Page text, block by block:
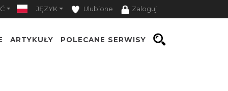
JĘZYK Ulubione Zaloguj
ARTYKUŁY POLECANE SERWISY